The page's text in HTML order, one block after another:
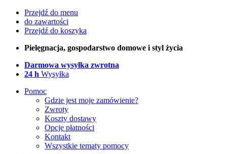
Przejdź do menu
do zawartości
Przejdź do koszyka
Pielęgnacja, gospodarstwo domowe i styl życia
Darmowa wysyłka zwrotna
24 h Wysyłka
Pomoc
Gdzie jest moje zamówienie?
Zwroty
Koszty dostawy
Opcje płatności
Kontakt
Wszystkie tematy pomocy